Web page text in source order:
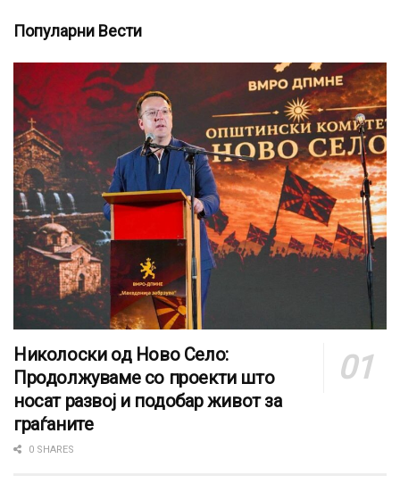
Популарни Вести
Николоски од Ново Село:
Продолжуваме со проекти што
носат развој и подобар живот за
граѓаните
0 SHARES